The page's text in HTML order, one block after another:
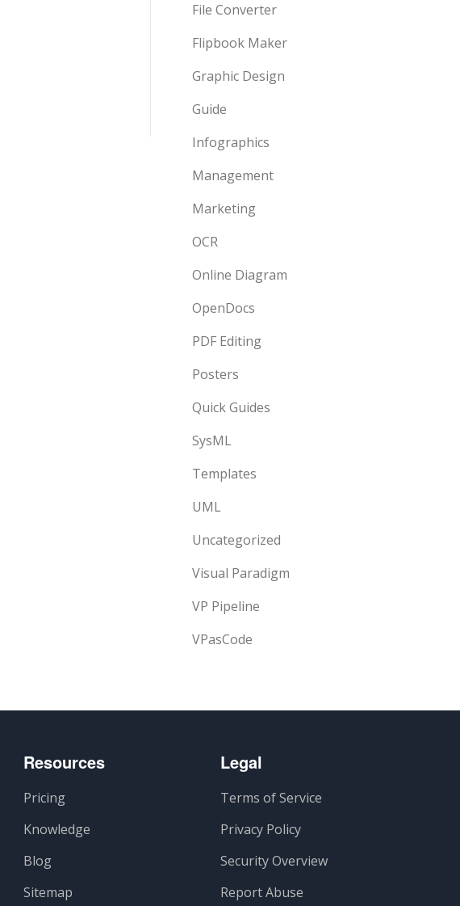
File Converter
Flipbook Maker
Graphic Design
Guide
Infographics
Management
Marketing
OCR
Online Diagram
OpenDocs
PDF Editing
Posters
Quick Guides
SysML
Templates
UML
Uncategorized
Visual Paradigm
VP Pipeline
VPasCode
Resources
Pricing
Knowledge
Blog
Sitemap
Legal
Terms of Service
Privacy Policy
Security Overview
Report Abuse